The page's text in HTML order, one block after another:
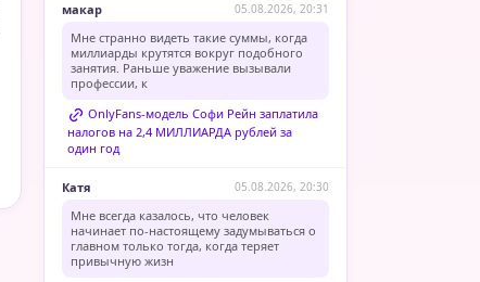
макар 05.08.2026, 20:31
Мне странно видеть такие суммы, когда
миллиарды крутятся вокруг подобного
занятия. Раньше уважение вызывали
профессии, к
OnlyFans-модель Софи Рейн заплатила
налогов на 2,4 МИЛЛИАРДА рублей за
один год
Катя 05.08.2026, 20:30
Мне всегда казалось, что человек
начинает по-настоящему задумываться о
главном только тогда, когда теряет
привычную жизн